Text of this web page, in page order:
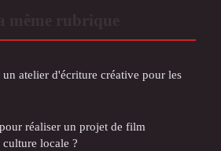
atelier d'écriture créative pour les
réaliser un projet de film
locale ?